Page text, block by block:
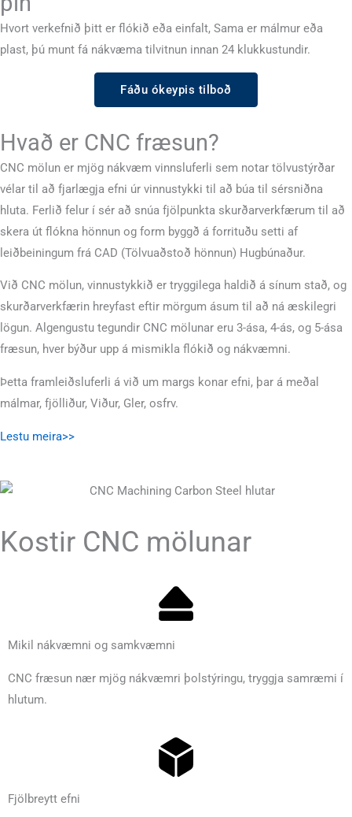
Hvort verkefnið þitt er flókið eða einfalt, Sama er málmur eða
plast, þú munt fá nákvæma tilvitnun innan 24 klukkustundir.
Fáðu ókeypis tilboð
Hvað er CNC fræsun?
CNC mölun er mjög nákvæm vinnsluferli sem notar tölvustýrðar
vélar til að fjarlægja efni úr vinnustykki til að búa til sérsniðna
hluta. Ferlið felur í sér að snúa fjölpunkta skurðarverkfærum til að
skera út flókna hönnun og form byggð á forrituðu setti af
leiðbeiningum frá CAD (Tölvuaðstoð hönnun) Hugbúnaður.
Við CNC mölun, vinnustykkið er tryggilega haldið á sínum stað, og
skurðarverkfærin hreyfast eftir mörgum ásum til að ná æskilegri
lögun. Algengustu tegundir CNC mölunar eru 3-ása, 4-ás, og 5-ása
fræsun, hver býður upp á mismikla flókið og nákvæmni.
Þetta framleiðsluferli á við um margs konar efni, þar á meðal
málmar, fjölliður, Viður, Gler, osfrv.
Lestu meira>>
Kostir CNC mölunar
Mikil nákvæmni og samkvæmni
CNC fræsun nær mjög nákvæmri þolstýringu, tryggja samræmi í
hlutum.
Fjölbreytt efni